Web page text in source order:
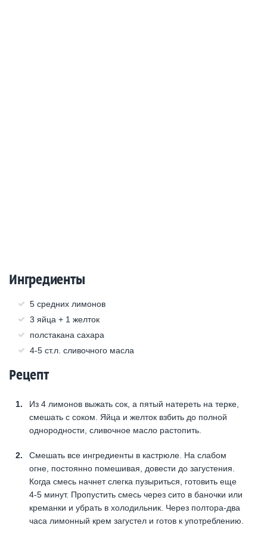
Ингредиенты
5 средних лимонов
3 яйца + 1 желток
полстакана сахара
4-5 ст.л. сливочного масла
Рецепт
Из 4 лимонов выжать сок, а пятый натереть на терке,
смешать с соком. Яйца и желток взбить до полной
однородности, сливочное масло растопить.
Смешать все ингредиенты в кастрюле. На слабом
огне, постоянно помешивая, довести до загустения.
Когда смесь начнет слегка пузыриться, готовить еще
4-5 минут. Пропустить смесь через сито в баночки или
креманки и убрать в холодильник. Через полтора-два
часа лимонный крем загустел и готов к употреблению.